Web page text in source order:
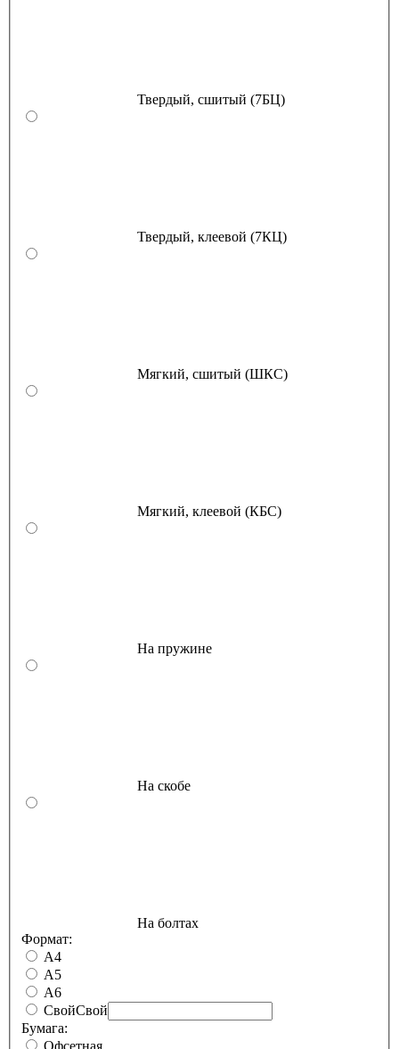
Твердый, сшитый (7БЦ)
Твердый, клеевой (7КЦ)
Мягкий, сшитый (ШКС)
Мягкий, клеевой (КБС)
На пружине
На скобе
На болтах
Формат:
А4
А5
А6
СвойСвой
Бумага:
Офсетная